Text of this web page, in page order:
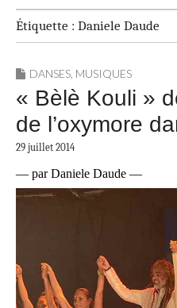
Étiquette : Daniele Daude
DANSES, MUSIQUES
« Bèlè Kouli »
de l’oxymore
29 juillet 2014
— par Daniele Daude —